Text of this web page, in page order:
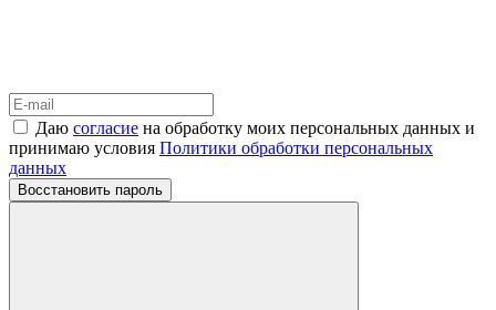
Даю согласие на обработку моих персональных данных и
принимаю условия Политики обработки персональных
данных
Восстановить пароль